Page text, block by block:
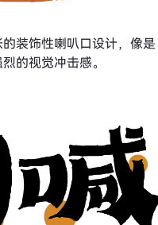
装饰性喇叭口设计，像是
的视觉冲击感。